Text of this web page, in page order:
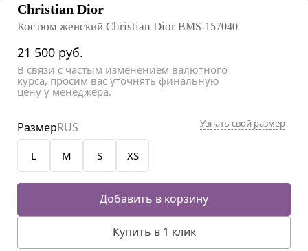
Christian Dior
Костюм женский Christian Dior BMS-157040
21 500 руб.
В связи с частым изменением валютного
курса, просим вас уточнять финальную
цену у менеджера.
L M S XS
РазмерRUS Узнать свой размер
Добавить в корзину
Купить в 1 клик